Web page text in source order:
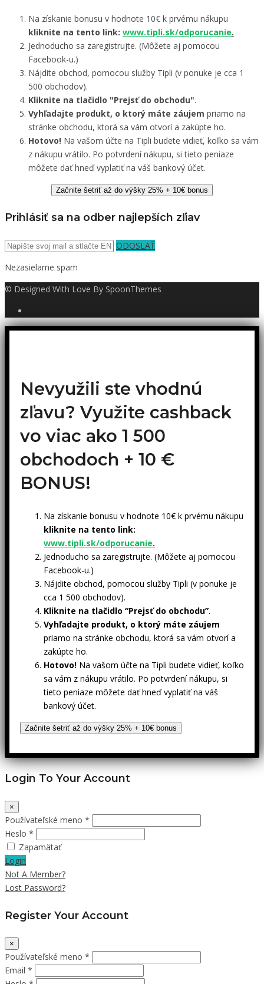
Na získanie bonusu v hodnote 10€ k prvému nákupu
kliknite na tento link: www.tipli.sk/odporucanie.
Jednoducho sa zaregistrujte. (Môžete aj pomocou
Facebook-u.)
Nájdite obchod, pomocou služby Tipli (v ponuke je cca 1
500 obchodov).
Kliknite na tlačidlo "Prejsť do obchodu".
Vyhľadajte produkt, o ktorý máte záujem priamo na
stránke obchodu, ktorá sa vám otvorí a zakúpte ho.
Hotovo! Na vašom účte na Tipli budete vidieť, koľko sa vám
z nákupu vrátilo. Po potvrdení nákupu, si tieto peniaze
môžete dať hneď vyplatiť na váš bankový účet.
Začnite šetriť až do výšky 25% + 10€ bonus
Prihlásiť sa na odber najlepších zľiav
ODOSLAŤ
Nezasielame spam
© Designed With Love By SpoonThemes
Nevyužili ste vhodnú
zľavu? Využite cashback
vo viac ako 1 500
obchodoch + 10 €
BONUS!
Na získanie bonusu v hodnote 10€ k prvému nákupu
kliknite na tento link:
www.tipli.sk/odporucanie.
Jednoducho sa zaregistrujte. (Môžete aj pomocou
Facebook-u.)
Nájdite obchod, pomocou služby Tipli (v ponuke je
cca 1 500 obchodov).
Kliknite na tlačidlo “Prejsť do obchodu”.
Vyhľadajte produkt, o ktorý máte záujem
priamo na stránke obchodu, ktorá sa vám otvorí a
zakúpte ho.
Hotovo! Na vašom účte na Tipli budete vidieť, koľko
sa vám z nákupu vrátilo. Po potvrdení nákupu, si
tieto peniaze môžete dať hneď vyplatiť na váš
bankový účet.
Začnite šetriť až do výšky 25% + 10€ bonus
Login To Your Account
×
Používateľské meno *
Heslo *
Zapamätať
Login
Not A Member?
Lost Password?
Register Your Account
×
Používateľské meno *
Email *